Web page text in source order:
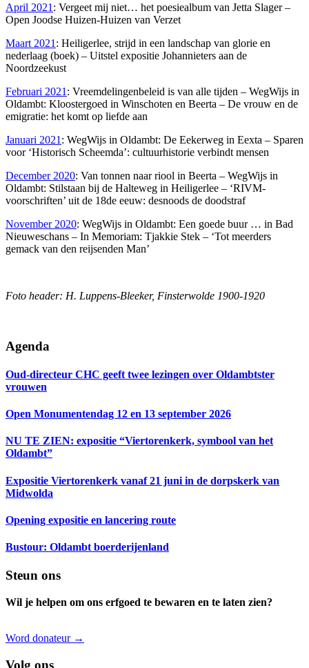
April 2021 : Vergeet mij niet… het poesiealbum van Jetta Slager –
Open Joodse Huizen-Huizen van Verzet
Maart 2021 : Heiligerlee, strijd in een landschap van glorie en
nederlaag (boek) – Uitstel expositie Johannieters aan de
Noordzeekust
Februari 2021 : Vreemdelingenbeleid is van alle tijden – WegWijs in
Oldambt: Kloostergoed in Winschoten en Beerta – De vrouw en de
emigratie: het komt op liefde aan
Januari 2021 : WegWijs in Oldambt: De Eekerweg in Eexta – Sparen
voor ‘Historisch Scheemda’: cultuurhistorie verbindt mensen
December 2020: Van tonnen naar riool in Beerta – WegWijs in
Oldambt: Stilstaan bij de Halteweg in Heiligerlee – ‘RIVM-
voorschriften’ uit de 18de eeuw: desnoods de doodstraf
November 2020: WegWijs in Oldambt: Een goede buur … in Bad
Nieuweschans – In Memoriam: Tjakkie Stek – ‘Tot meerders
gemack van den reijsenden Man’
Foto header: H. Luppens-Bleeker, Finsterwolde 1900-1920
Primaire
Sidebar
Agenda
Oud-directeur CHC geeft twee lezingen over Oldambtster
vrouwen
Open Monumentendag 12 en 13 september 2026
NU TE ZIEN: expositie “Viertorenkerk, symbool van het
Oldambt”
Expositie Viertorenkerk vanaf 21 juni in de dorpskerk van
Midwolda
Opening expositie en lancering route
Bustour: Oldambt boerderijenland
Footer
Steun ons
Wil je helpen om ons erfgoed te bewaren en te laten zien?
Word donateur →
Volg ons